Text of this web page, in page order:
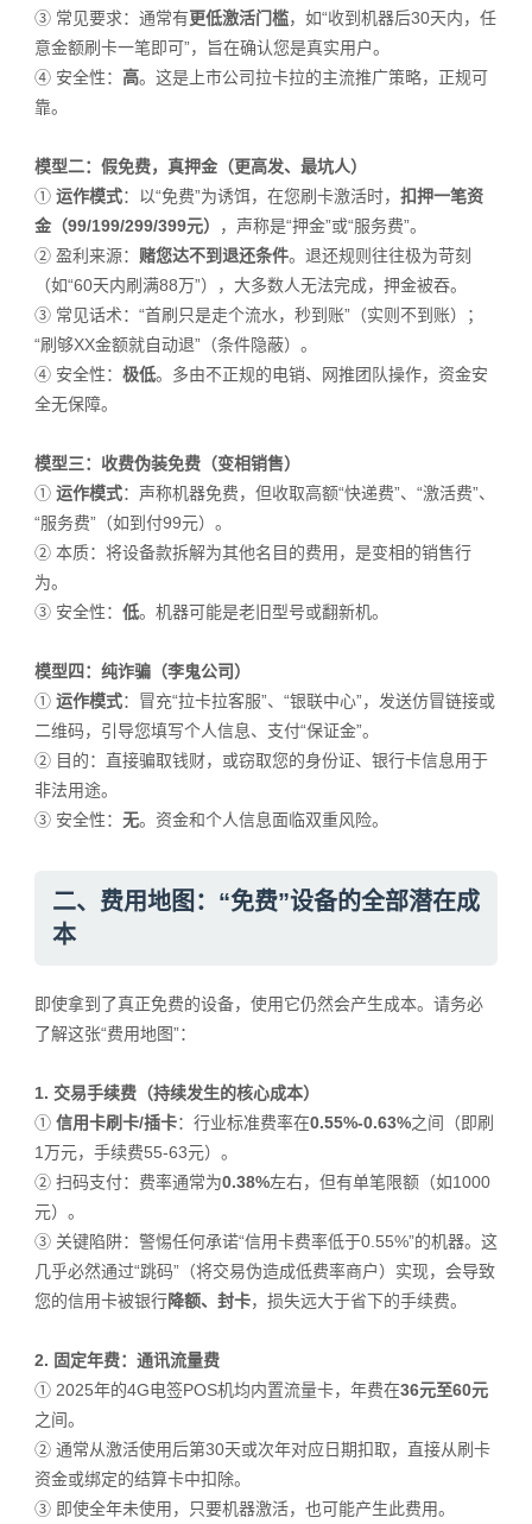
③ 常见要求：通常有更低激活门槛，如“收到机器后30天内，任
意金额刷卡一笔即可”，旨在确认您是真实用户。
④ 安全性： 高。这是上市公司拉卡拉的主流推广策略，正规可
靠。
模型二：假免费，真押金（更高发、最坑人）
① 运作模式：以“免费”为诱饵，在您刷卡激活时， 扣押一笔资
金（99/199/299/399元）
，声称是“押金”或“服务费”。
② 盈利来源： 赌您达不到退还条件。退还规则往往极为苛刻
（如“60天内刷满88万”），大多数人无法完成，押金被吞。
③ 常见话术：“首刷只是走个流水，秒到账”（实则不到账）；
“刷够XX金额就自动退”（条件隐蔽）。
④ 安全性： 极低。多由不正规的电销、网推团队操作，资金安
全无保障。
模型三：收费伪装免费（变相销售）
① 运作模式：声称机器免费，但收取高额“快递费”、“激活费”、
“服务费”（如到付99元）。
② 本质：将设备款拆解为其他名目的费用，是变相的销售行
为。
③ 安全性： 低。机器可能是老旧型号或翻新机。
模型四：纯诈骗（李鬼公司）
① 运作模式：冒充“拉卡拉客服”、“银联中心”，发送仿冒链接或
二维码，引导您填写个人信息、支付“保证金”。
② 目的：直接骗取钱财，或窃取您的身份证、银行卡信息用于
非法用途。
③ 安全性： 无。资金和个人信息面临双重风险。
二、费用地图：“免费”设备的全部潜在成
本
即使拿到了真正免费的设备，使用它仍然会产生成本。请务必
了解这张“费用地图”：
1. 交易手续费（持续发生的核心成本）
① 信用卡刷卡/插卡：行业标准费率在0.55%-0.63%之间（即刷
1万元，手续费55-63元）。
② 扫码支付：费率通常为0.38%左右，但有单笔限额（如1000
元）。
③ 关键陷阱：警惕任何承诺“信用卡费率低于0.55%”的机器。这
几乎必然通过“跳码”（将交易伪造成低费率商户）实现，会导致
您的信用卡被银行降额、封卡，损失远大于省下的手续费。
2. 固定年费：通讯流量费
① 2025年的4G电签POS机均内置流量卡，年费在36元至60元
之间。
② 通常从激活使用后第30天或次年对应日期扣取，直接从刷卡
资金或绑定的结算卡中扣除。
③ 即使全年未使用，只要机器激活，也可能产生此费用。